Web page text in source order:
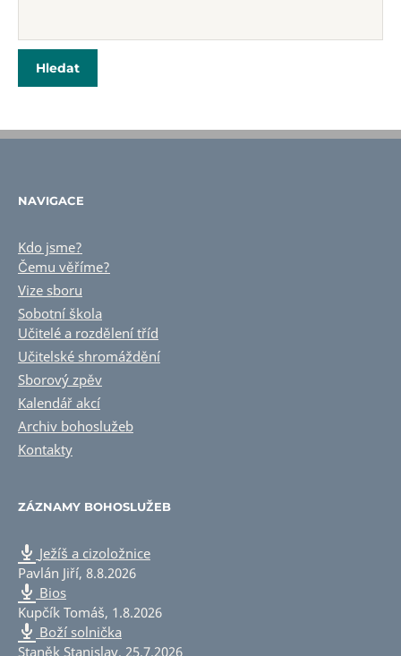
NAVIGACE
Kdo jsme?
Čemu věříme?
Vize sboru
Sobotní škola
Učitelé a rozdělení tříd
Učitelské shromáždění
Sborový zpěv
Kalendář akcí
Archiv bohoslužeb
Kontakty
ZÁZNAMY BOHOSLUŽEB
Ježíš a cizoložnice
Pavlán Jiří, 8.8.2026
Bios
Kupčík Tomáš, 1.8.2026
Boží solnička
Staněk Stanislav, 25.7.2026